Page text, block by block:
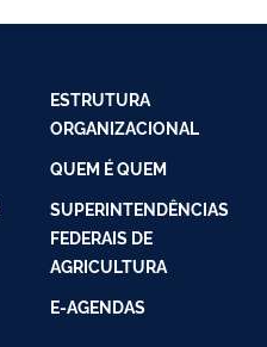
ESTRUTURA
ORGANIZACIONAL
QUEM É QUEM
SUPERINTENDÊNCIAS
FEDERAIS DE
AGRICULTURA
E-AGENDAS